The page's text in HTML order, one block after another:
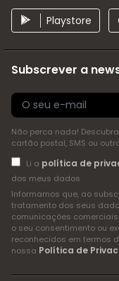
Playstore
Subscrever a
Não perca nada!
cartão postal, SMS ou
Li a política de
dos meus dados
Informamos que, ao
tratamento dos seus
comunicações
o seu consentimento ou
reconhecidos em termos
nossa Política de